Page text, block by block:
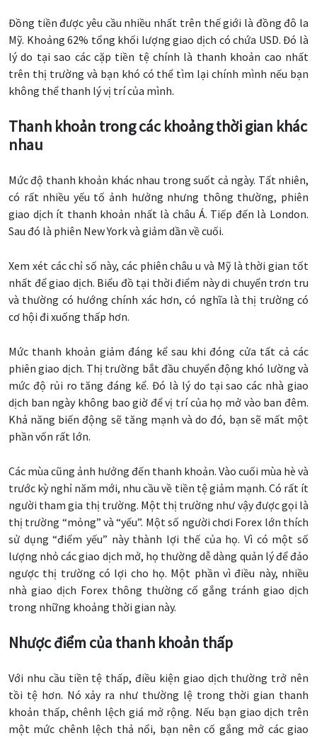
Đồng tiền được yêu cầu nhiều nhất trên thế giới là đồng đô la
Mỹ. Khoảng 62% tổng khối lượng giao dịch có chứa USD. Đó là
lý do tại sao các cặp tiền tệ chính là thanh khoản cao nhất
trên thị trường và bạn khó có thể tìm lại chính mình nếu bạn
không thể thanh lý vị trí của mình.
Thanh khoản trong các khoảng thời gian khác
nhau
Mức độ thanh khoản khác nhau trong suốt cả ngày. Tất nhiên,
có rất nhiều yếu tố ảnh hưởng nhưng thông thường, phiên
giao dịch ít thanh khoản nhất là châu Á. Tiếp đến là London.
Sau đó là phiên New York và giảm dần về cuối.
Xem xét các chỉ số này, các phiên châu u và Mỹ là thời gian tốt
nhất để giao dịch. Biểu đồ tại thời điểm này di chuyển trơn tru
và thường có hướng chính xác hơn, có nghĩa là thị trường có
cơ hội đi xuống thấp hơn.
Mức thanh khoản giảm đáng kể sau khi đóng cửa tất cả các
phiên giao dịch. Thị trường bắt đầu chuyển động khó lường và
mức độ rủi ro tăng đáng kể. Đó là lý do tại sao các nhà giao
dịch ban ngày không bao giờ để vị trí của họ mở vào ban đêm.
Khả năng biến động sẽ tăng mạnh và do đó, bạn sẽ mất một
phần vốn rất lớn.
Các mùa cũng ảnh hưởng đến thanh khoản. Vào cuối mùa hè và
trước kỳ nghỉ năm mới, nhu cầu về tiền tệ giảm mạnh. Có rất ít
người tham gia thị trường. Một thị trường như vậy được gọi là
thị trường “mỏng” và “yếu”. Một số người chơi Forex lớn thích
sử dụng “điểm yếu” này thành lợi thế của họ. Vì có một số
lượng nhỏ các giao dịch mở, họ thường dễ dàng quản lý để đảo
ngược thị trường có lợi cho họ. Một phần vì điều này, nhiều
nhà giao dịch Forex thông thường cố gắng tránh giao dịch
trong những khoảng thời gian này.
Nhược điểm của thanh khoản thấp
Với nhu cầu tiền tệ thấp, điều kiện giao dịch thường trở nên
tồi tệ hơn. Nó xảy ra như thường lệ trong thời gian thanh
khoản thấp, chênh lệch giá mở rộng. Nếu bạn giao dịch trên
một mức chênh lệch thả nổi, bạn nên cố gắng mở các giao